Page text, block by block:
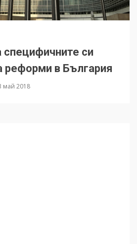
специфичните си
реформи в България
май 2018